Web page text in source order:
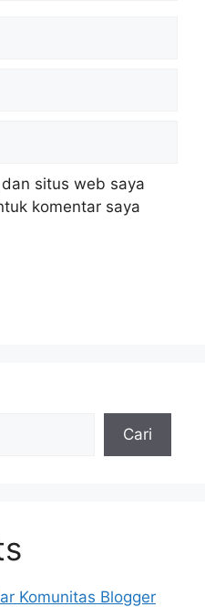
situs web saya
komentar saya
Cari
Komunitas Blogger